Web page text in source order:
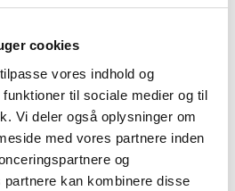
cookies
vores indhold og
til sociale medier og til
Vi deler også oplysninger om
med vores partnere inden
og
kan kombinere disse
dazu auf deren jeweiligen
Policy)